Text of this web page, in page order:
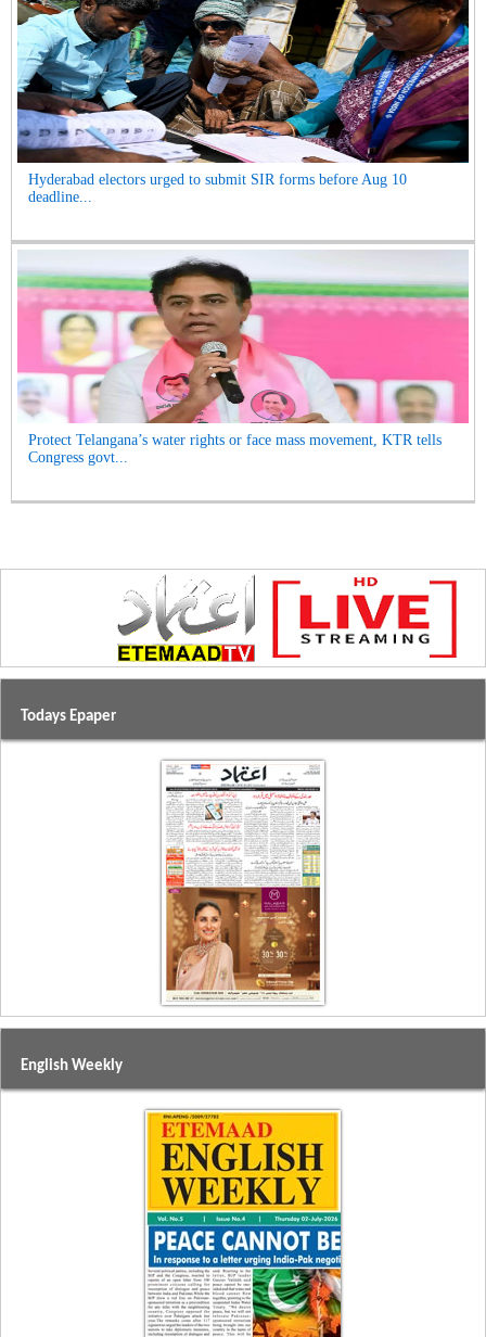
Hyderabad electors urged to submit SIR forms before Aug 10
deadline...
Protect Telangana’s water rights or face mass movement, KTR tells
Congress govt...
Todays Epaper
English Weekly